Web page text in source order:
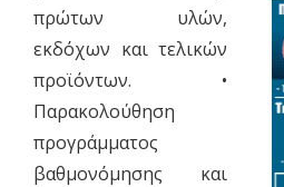
πρώτων υλών,
εκδόχων και τελικών
προϊόντων. •
Παρακολούθηση
προγράμματος
βαθμονόμησης και